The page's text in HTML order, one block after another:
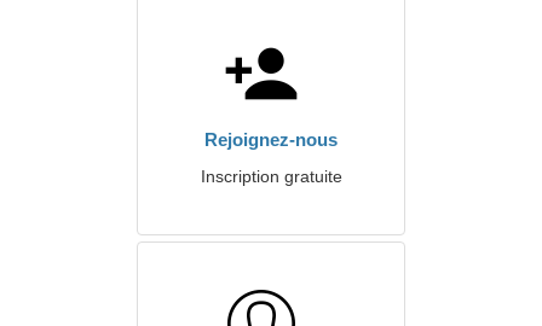
Rejoignez-nous
Inscription gratuite